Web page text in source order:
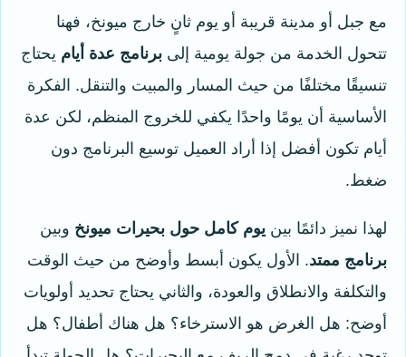
مع جبل أو مدينة قريبة أو يوم ثانٍ خارج ميونخ، فهنا
تتحول الخدمة من جولة يومية إلى برنامج عدة أيام يحتاج
تنسيقًا مختلفًا من حيث المسار والمبيت والتنقل. الفكرة
الأساسية أن يومًا واحدًا يكفي للخروج المنظم، لكن عدة
أيام تكون أفضل إذا أراد العميل توسيع البرنامج دون
ضغط.
لهذا نميز دائمًا بين يوم كامل حول بحيرات ميونخ وبين
برنامج ممتد. الأول يكون أبسط وأوضح من حيث الوقت
والتكلفة والانطلاق والعودة، والثاني يحتاج تحديد أولويات
أوضح: هل الغرض هو الاسترخاء؟ هل هناك أطفال؟ هل